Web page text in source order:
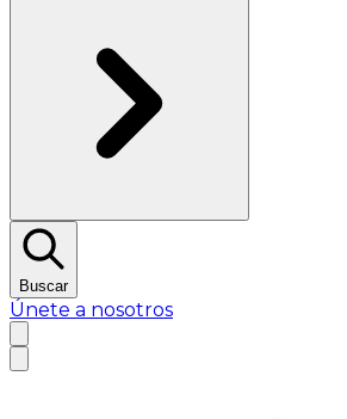
Buscar
Únete a nosotros